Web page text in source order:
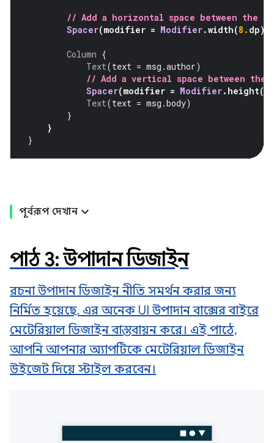
// Add a horizontal space between the
Spacer(modifier = Modifier.width(8. dp))
Column {
Text(text = msg .author)
// Add a vertical space between the
Spacer(modifier = Modifier. height(
Text(text = msg .body)
}
}
}
পূর্বরূপ দেখান
পাঠ 3: উপাদান ডিজাইন
রচনা উপাদান ডিজাইন নীতি সমর্থন করার জন্য
নির্মিত হয়েছে. এর অনেক UI উপাদান বাক্সের বাইরে
মেটেরিয়াল ডিজাইন বাস্তবায়ন করে। এই পাঠে,
আপনি আপনার অ্যাপটিকে মেটেরিয়াল ডিজাইন
উইজেট দিয়ে স্টাইল করবেন।